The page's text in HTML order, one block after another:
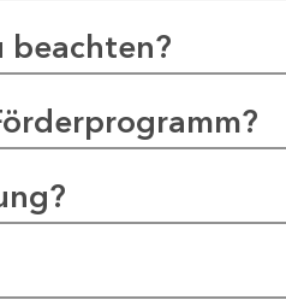
beachten?